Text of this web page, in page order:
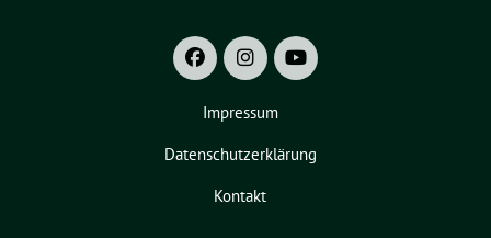
Impressum
Datenschutzerklärung
Kontakt